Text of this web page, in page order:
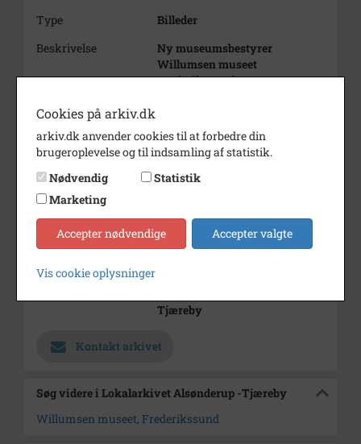
Type
Billeder
Beskrivelse
Ny museumsbestyrer
Willumsen museet
Frederikssund
Årstal
Dateringsnote
20/3 1990
Se på kort
Type
Kommune (1970-2050)
Enhed
Frederikssund Kommune
Tjæreby
Kontakt arkivet
Søg videre i Lokalarkivet Alsønderup -Tjæreby
Willumsen museet, Frederikssund
Cookies på arkiv.dk
arkiv.dk anvender cookies til at forbedre din
brugeroplevelse og til indsamling af statistik.
Nødvendig
Statistik
Marketing
Accepter nødvendige Accepter valgte
Vis cookie oplysninger